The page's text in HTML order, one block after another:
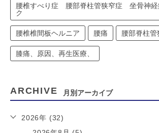
腰椎すべり症 腰部脊柱管狭窄症 坐骨神
ク
腰椎椎間板ヘルニア 腰痛 腰部脊柱管
膝痛、原因、再生医療、
ARCHIVE 月別アーカイブ
2026年 (32)